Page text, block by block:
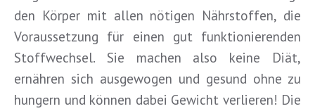
den Körper mit allen nötigen Nährstoffen, die
Voraussetzung für einen gut funktionierenden
Stoffwechsel. Sie machen also keine Diät,
ernähren sich ausgewogen und gesund ohne zu
hungern und können dabei Gewicht verlieren! Die